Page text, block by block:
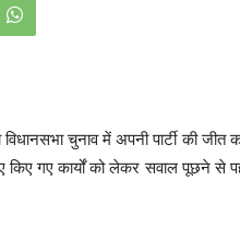
विधानसभा चुनाव में अपनी पार्टी की
गए कार्यों को लेकर सवाल पूछने से